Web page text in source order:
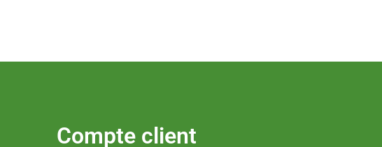
Compte client